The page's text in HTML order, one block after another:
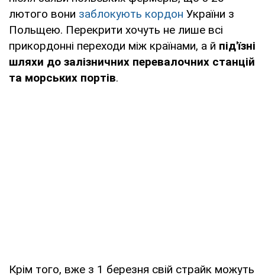
лютого вони заблокують кордон України з
Польщею. Перекрити хочуть не лише всі
прикордонні переходи між країнами, а й під'їзні
шляхи до залізничних перевалочних станцій
та морських портів.
Крім того, вже з 1 березня свій страйк можуть